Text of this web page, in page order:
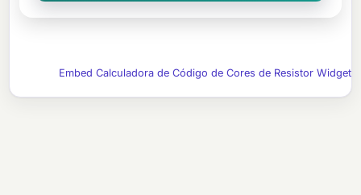
Embed Calculadora de Código de Cores de Resistor Widget